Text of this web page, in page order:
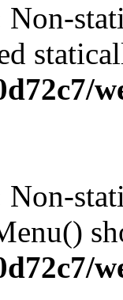
Non-
Non-